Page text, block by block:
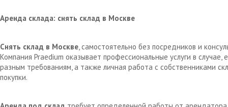
Аренда склада: снять склад в Москве
Снять склад в Москве, самостоятельно без посредников и
Компания Praedium оказывает профессиональные услуги в
разным требованиям, а также личная работа с собственниками
покупки.